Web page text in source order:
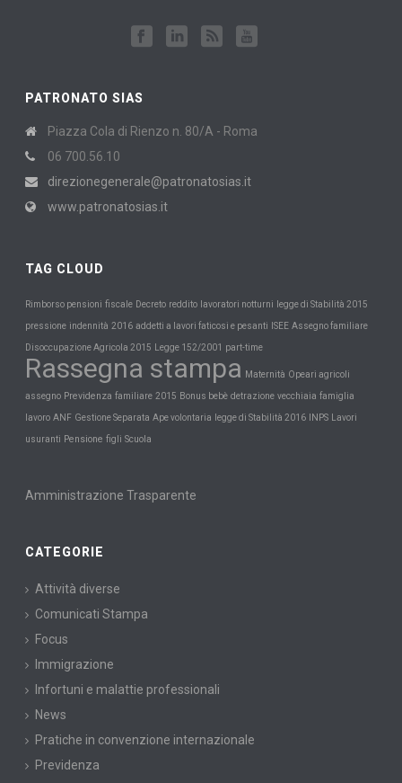
PATRONATO SIAS
Piazza Cola di Rienzo n. 80/A - Roma
06 700.56.10
direzionegenerale@patronatosias.it
www.patronatosias.it
TAG CLOUD
Rimborso pensioni fiscale Decreto reddito lavoratori notturni legge di Stabilità 2015
pressione indennità 2016 addetti a lavori faticosi e pesanti ISEE Assegno familiare
Disoccupazione Agricola 2015 Legge 152/2001 part-time
Rassegna stampa Maternità Opeari agricoli
assegno Previdenza familiare 2015 Bonus bebè detrazione vecchiaia famiglia
lavoro ANF Gestione Separata Ape volontaria legge di Stabilità 2016 INPS Lavori
usuranti Pensione figli Scuola
Amministrazione Trasparente
CATEGORIE
Attività diverse
Comunicati Stampa
Focus
Immigrazione
Infortuni e malattie professionali
News
Pratiche in convenzione internazionale
Previdenza